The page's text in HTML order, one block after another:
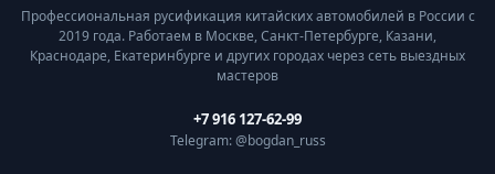
Профессиональная русификация китайских автомобилей в России с
2019 года. Работаем в Москве, Санкт-Петербурге, Казани,
Краснодаре, Екатеринбурге и других городах через сеть выездных
мастеров
+7 916 127-62-99
Telegram: @bogdan_russ